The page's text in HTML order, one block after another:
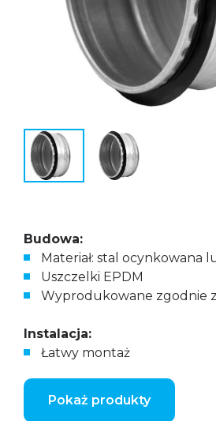
Budowa:
Materiał: stal ocynkowana
Uszczelki EPDM
Wyprodukowane zgodnie
Instalacja:
Łatwy montaż
Pokaż produkty